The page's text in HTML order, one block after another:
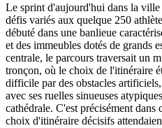
Le sprint d'aujourd'hui dans la ville
défis variés aux quelque 250
débuté dans une banlieue
et des immeubles dotés de grands
centrale, le parcours traversait un
tronçon, où le choix de l'itinéraire
difficile par des obstacles
avec ses ruelles sinueuses
cathédrale. C'est précisément dans
choix d'itinéraire décisifs